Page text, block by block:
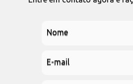
Nome
E-mail